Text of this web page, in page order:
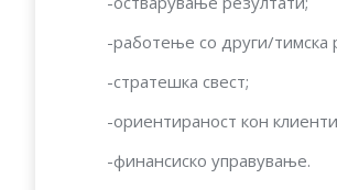
-работење со други/тимска
-стратешка свест;
-ориентираност кон
-финансиско управување.